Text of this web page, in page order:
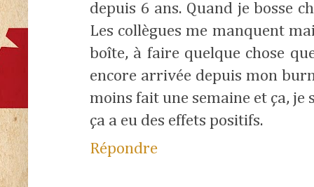
depuis 6 ans. Quand je bosse
Les collègues me manquent
boîte, à faire quelque chose
encore arrivée depuis mon
moins fait une semaine et ça, je
ça a eu des effets positifs.
Répondre